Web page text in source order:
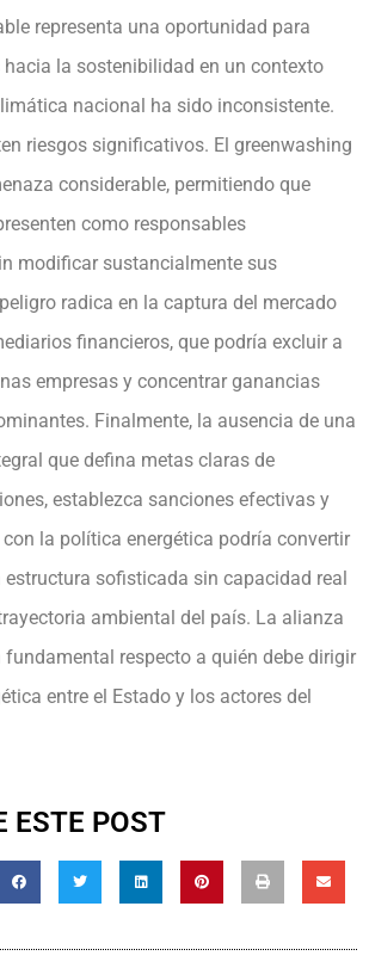
representa una oportunidad para
la sostenibilidad en un contexto
nacional ha sido inconsistente.
riesgos significativos. El greenwashing
considerable, permitiendo que
como responsables
modificar sustancialmente sus
radica en la captura del mercado
financieros, que podría excluir a
empresas y concentrar ganancias
Finalmente, la ausencia de una
que defina metas claras de
establezca sanciones efectivas y
la política energética podría convertir
estructura sofisticada sin capacidad real
ambiental del país. La alianza
respecto a quién debe dirigir
entre el Estado y los actores del
ESTE POST